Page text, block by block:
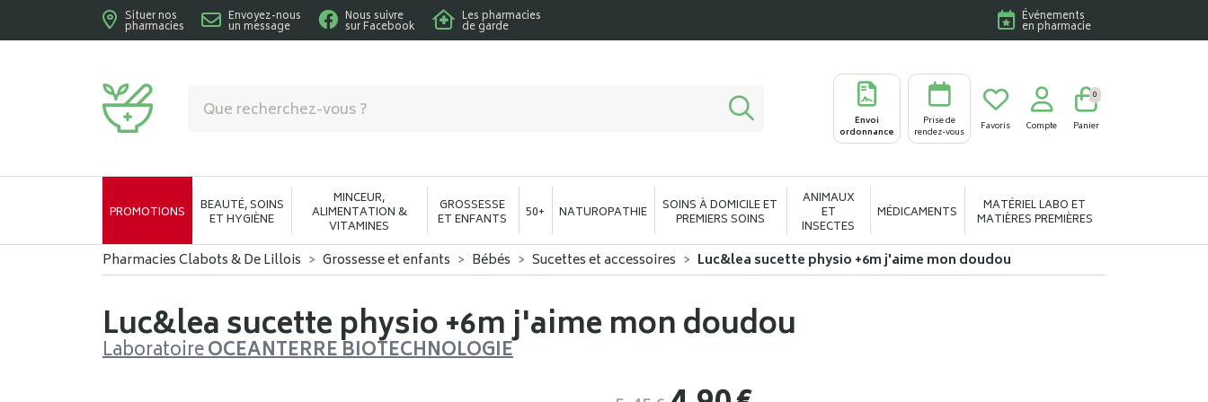
Situer nos
pharmacies
Envoyez-nous
un message
Nous suivre
sur Facebook
Les pharmacies
de garde
Événements
en pharmacie
Envoi
ordonnance
Prise de
rendez-vous
Favoris Compte Panier
0
PROMOTIONS BEAUTÉ, SOINS
ET HYGIÈNE
MINCEUR,
ALIMENTATION &
VITAMINES
GROSSESSE
ET ENFANTS 50+ NATUROPATHIE SOINS À DOMICILE ET
PREMIERS SOINS
ANIMAUX
ET
INSECTES
MÉDICAMENTS MATÉRIEL LABO ET
MATIÈRES PREMIÈRES
Pharmacies Clabots & De Lillois Grossesse et enfants Bébés Sucettes et accessoires Luc&lea sucette physio +6m j'aime mon doudou
Luc&lea sucette physio +6m j'aime mon doudou
LaboratoireOCEANTERRE BIOTECHNOLOGIE